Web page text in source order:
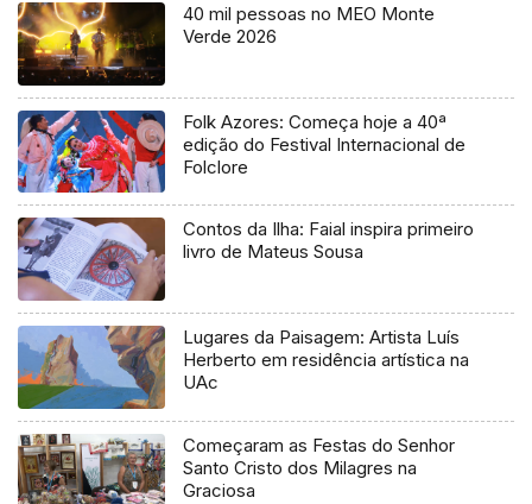
40 mil pessoas no MEO Monte
Verde 2026
Folk Azores: Começa hoje a 40ª
edição do Festival Internacional de
Folclore
Contos da Ilha: Faial inspira primeiro
livro de Mateus Sousa
Lugares da Paisagem: Artista Luís
Herberto em residência artística na
UAc
Começaram as Festas do Senhor
Santo Cristo dos Milagres na
Graciosa